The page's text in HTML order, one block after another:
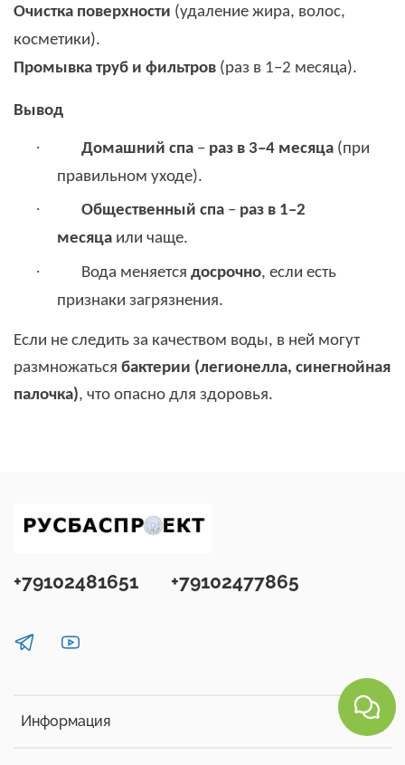
Очистка поверхности (удаление жира, волос,
косметики).
Промывка труб и фильтров (раз в 1–2 месяца).
Вывод
· Домашний спа – раз в 3–4 месяца (при
правильном уходе).
· Общественный спа – раз в 1–2
месяца или чаще.
· Вода меняется досрочно, если есть
признаки загрязнения.
Если не следить за качеством воды, в ней могут
размножаться бактерии (легионелла, синегнойная
палочка), что опасно для здоровья.
Информация
+79102481651 +79102477865